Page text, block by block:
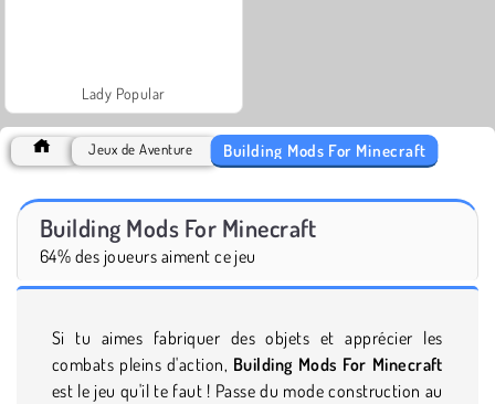
Lady Popular
Jeux de Aventure Building Mods For Minecraft
Building Mods For Minecraft
64% des joueurs aiment ce jeu
Si tu aimes fabriquer des objets et apprécier les
combats pleins d'action, Building Mods For Minecraft
est le jeu qu'il te faut ! Passe du mode construction au